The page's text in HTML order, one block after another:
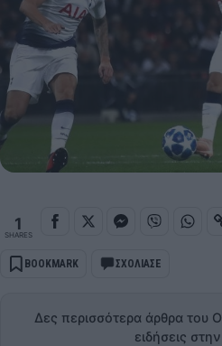
1
SHARES
BOOKMARK ΣΧΟΛΙΑΣΕ
Δες περισσότερα άρθρα του
ειδήσεις